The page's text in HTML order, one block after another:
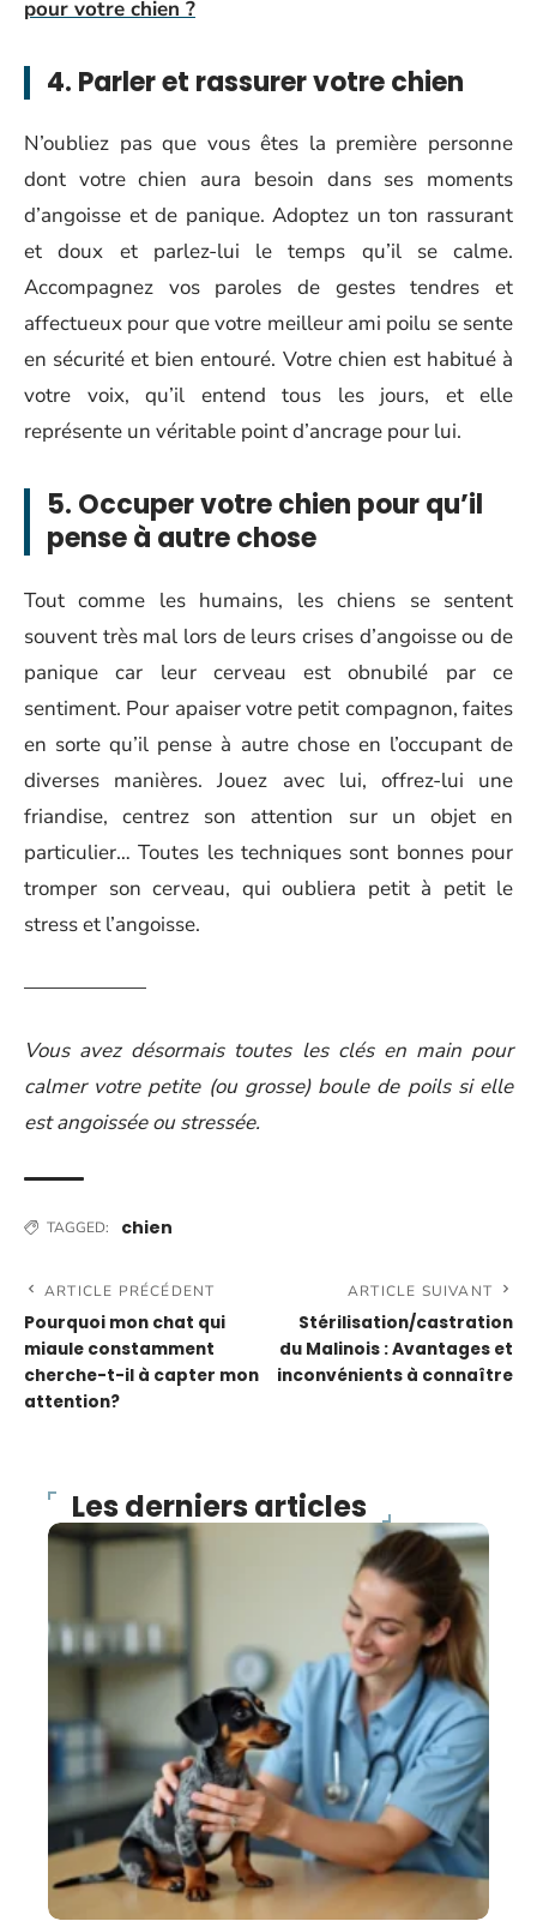
pour votre chien ?
4. Parler et rassurer votre chien
N’oubliez pas que vous êtes la première personne
dont votre chien aura besoin dans ses moments
d’angoisse et de panique. Adoptez un ton rassurant
et doux et parlez-lui le temps qu’il se calme.
Accompagnez vos paroles de gestes tendres et
affectueux pour que votre meilleur ami poilu se sente
en sécurité et bien entouré. Votre chien est habitué à
votre voix, qu’il entend tous les jours, et elle
représente un véritable point d’ancrage pour lui.
5. Occuper votre chien pour qu’il
pense à autre chose
Tout comme les humains, les chiens se sentent
souvent très mal lors de leurs crises d’angoisse ou de
panique car leur cerveau est obnubilé par ce
sentiment. Pour apaiser votre petit compagnon, faites
en sorte qu’il pense à autre chose en l’occupant de
diverses manières. Jouez avec lui, offrez-lui une
friandise, centrez son attention sur un objet en
particulier… Toutes les techniques sont bonnes pour
tromper son cerveau, qui oubliera petit à petit le
stress et l’angoisse.
——————
Vous avez désormais toutes les clés en main pour
calmer votre petite (ou grosse) boule de poils si elle
est angoissée ou stressée.
TAGGED: chien
ARTICLE PRÉCÉDENT
Pourquoi mon chat qui
miaule constamment
cherche-t-il à capter mon
attention?
ARTICLE SUIVANT
Stérilisation/castration
du Malinois : Avantages et
inconvénients à connaître
Les derniers articles